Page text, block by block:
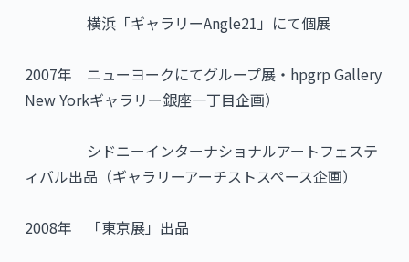
横浜「ギャラリーAngle21」にて個展
2007年 ニューヨークにてグループ展・hpgrp Gallery
New Yorkギャラリー銀座一丁目企画）
シドニーインターナショナルアートフェステ
ィバル出品（ギャラリーアーチストスペース企画）
2008年 「東京展」出品